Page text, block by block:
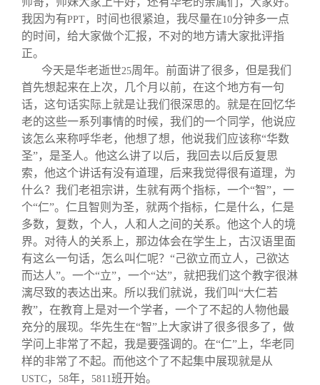
我因为有PPT ，时间也很紧迫，我尽量在10分钟多一点
的时间，给大家做个汇报，不对的地方请大家批评指
正。
今天是华老逝世25周年。前面讲了很多，但是我们
首先想起来在上次，几个月以前，在这个地方有一句
话，这句话实际上就是让我们很深思的。就是在回忆华
老的这些一系列事情的时候，我们的一个同学，他说应
该怎么来称呼华老，他想了想，他说我们应该称“华数
圣”，是圣人。他这么讲了以后，我回去以后反复思
索，他这个讲话有没有道理，后来我觉得很有道理，为
什么？我们老祖宗讲，生就有两个指标，一个“智”，一
个“仁”。仁且智则为圣，就两个指标，仁是什么，仁是
多数，复数，个人，人和人之间的关系。他这个人的境
界。对待人的关系上，那边体会在学生上，古汉语里面
有这么一句话，怎么叫仁呢？“己欲立而立人，己欲达
而达人”。一个“立”，一个“达”，就把我们这个教字很淋
漓尽致的表达出来。所以我们就说，我们叫“大仁若
教”，在教育上是对一个学者，一个了不起的人物他最
充分的展现。华先生在“智”上大家讲了很多很多了，做
学问上非常了不起，我是要强调的。在“仁”上，华老同
样的非常了不起。而他这个了不起集中展现就是从
USTC ， 58年， 5811班开始。